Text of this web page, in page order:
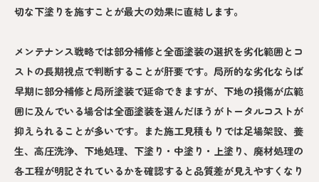
切な下塗りを施すことが最大の効果に直結します。
メンテナンス戦略では部分補修と全面塗装の選択を劣化範囲とコ
ストの長期視点で判断することが肝要です。局所的な劣化ならば
早期に部分補修と局所塗装で延命できますが、下地の損傷が広範
囲に及んでいる場合は全面塗装を選んだほうがトータルコストが
抑えられることが多いです。また施工見積もりでは足場架設、養
生、高圧洗浄、下地処理、下塗り・中塗り・上塗り、廃材処理の
各工程が明記されているかを確認すると品質差が見えやすくなり